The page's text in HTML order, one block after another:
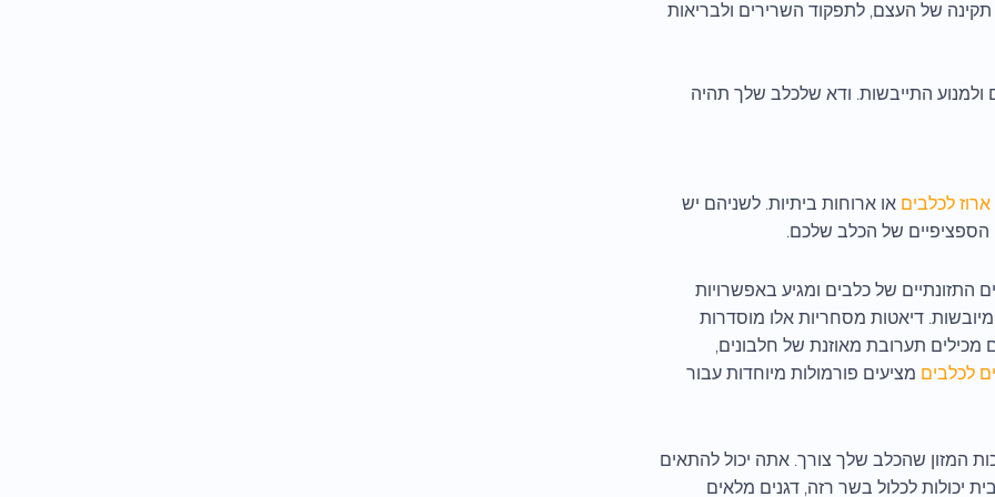
תקינה של העצם, לתפקוד השרירים ולבריאות
ולמנוע התייבשות. ודא שלכלב שלך תהיה
ארוז לכלבים או ארוחות ביתיות. לשניהם יש
הספציפיים של הכלב שלכם.
התזונתיים של כלבים ומגיע באפשרויות
דיאטות מסחריות אלו מוסדרות
מכילים תערובת מאוזנת של חלבונים,
לכלבים מציעים פורמולות מיוחדות עבור
המזון שהכלב שלך צורך. אתה יכול להתאים
יכולות לכלול בשר רזה, דגנים מלאים